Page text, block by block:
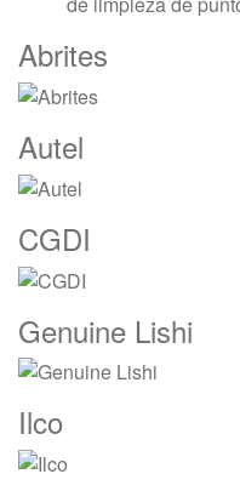
Marcas
De
Carrusel
Abrites
Autel
CGDI
Genuine Lishi
Ilco